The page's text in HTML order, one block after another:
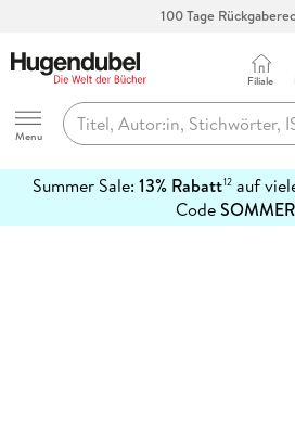
100 Tage
Hugendubel
Menu
Filiale
Summer Sale: 13% Rabatt12auf
Code
erfahren